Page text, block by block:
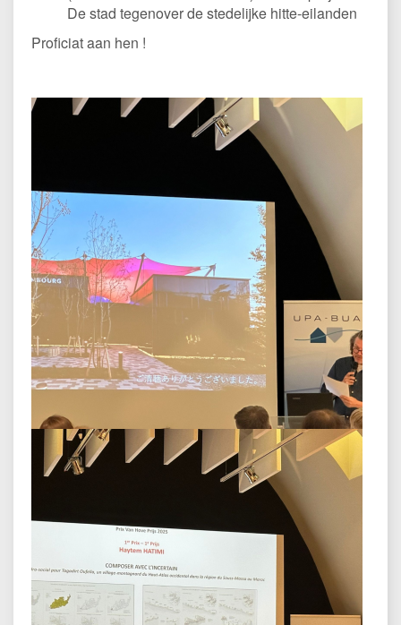
De stad tegenover de stedelijke hitte-eilanden
Proficiat aan hen !